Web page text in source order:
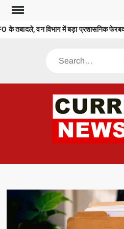
Skip
content
तबादले, वन विभाग में बड़ा प्रशासनिक फेरबदल
Search